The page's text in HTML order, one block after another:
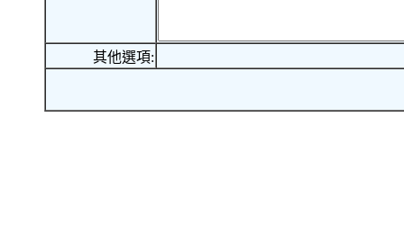
其他選項: